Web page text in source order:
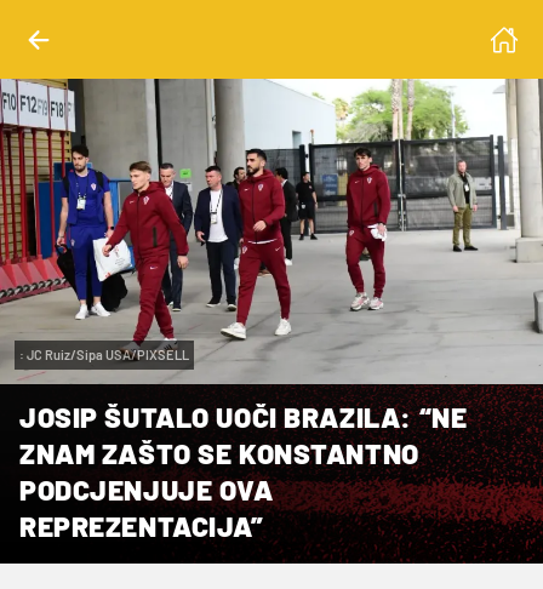
: JC Ruiz/Sipa USA/PIXSELL
JOSIP ŠUTALO UOČI BRAZILA: “NE
ZNAM ZAŠTO SE KONSTANTNO
PODCJENJUJE OVA
REPREZENTACIJA”